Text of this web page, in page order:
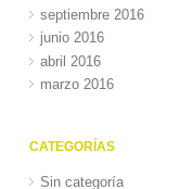
septiembre 2016
junio 2016
abril 2016
marzo 2016
CATEGORÍAS
Sin categoría